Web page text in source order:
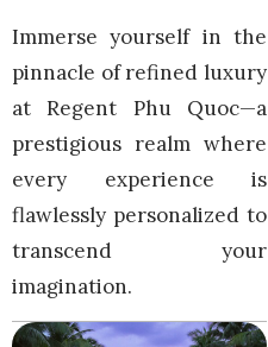
Immerse yourself in the
pinnacle of refined luxury
at Regent Phu Quoc—a
prestigious realm where
every experience is
flawlessly personalized to
transcend your
imagination.